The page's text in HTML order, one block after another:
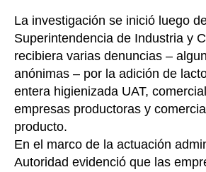
La investigación se inició luego
Superintendencia de Industria y
recibiera varias denuncias –
anónimas – por la adición de
entera higienizada UAT,
empresas productoras y
producto.
En el marco de la actuación
Autoridad evidenció que las